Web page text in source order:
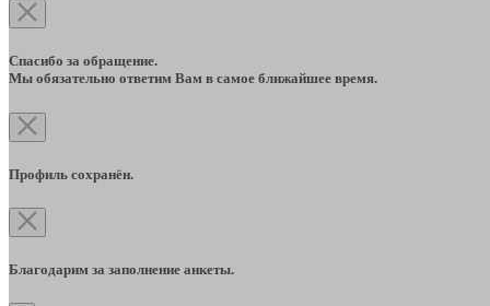
Спасибо за обращение.
Мы обязательно ответим Вам в самое ближайшее время.
Профиль сохранён.
Благодарим за заполнение анкеты.